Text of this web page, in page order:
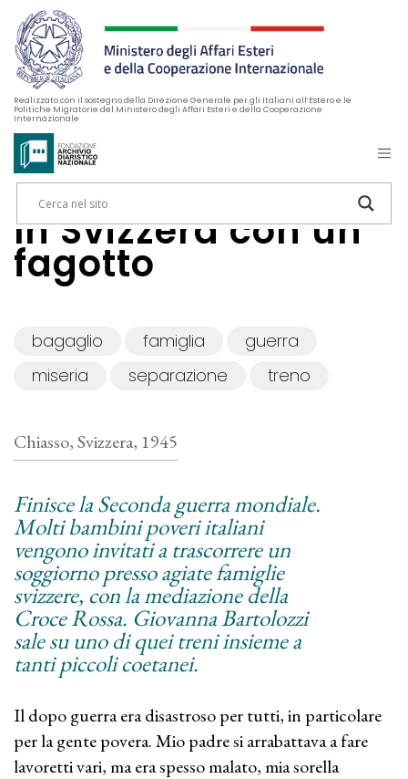
Realizzato con il sostegno della Direzione Generale per gli Italiani all’Estero e le
Politiche Migratorie del Ministero degli Affari Esteri e della Cooperazione
Internazionale
In Svizzera con un
fagotto
bagaglio famiglia
guerra
miseria
separazione treno
Chiasso, Svizzera, 1945
Finisce la Seconda guerra mondiale.
Molti bambini poveri italiani
vengono invitati a trascorrere un
soggiorno presso agiate famiglie
svizzere, con la mediazione della
Croce Rossa. Giovanna Bartolozzi
sale su uno di quei treni insieme a
tanti piccoli coetanei.
Il dopo guerra era disastroso per tutti, in particolare
per la gente povera. Mio padre si arrabattava a fare
lavoretti vari, ma era spesso malato, mia sorella